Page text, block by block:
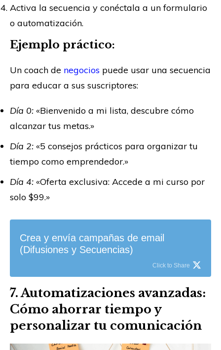
Activa la secuencia y conéctala a un formulario
o automatización.
Ejemplo práctico:
Un coach de negocios puede usar una secuencia
para educar a sus suscriptores:
Día 0: «Bienvenido a mi lista, descubre cómo
alcanzar tus metas.»
Día 2: «5 consejos prácticos para organizar tu
tiempo como emprendedor.»
Día 4: «Oferta exclusiva: Accede a mi curso por
solo $99.»
Crea y envía campañas de email
(Difusiones y Secuencias)
Click to Share
7. Automatizaciones avanzadas:
Cómo ahorrar tiempo y
personalizar tu comunicación